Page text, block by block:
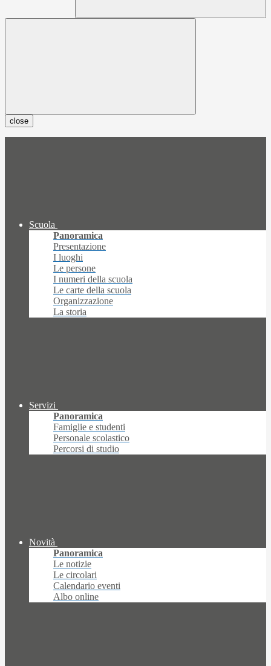
close
Scuola
Panoramica
Presentazione
I luoghi
Le persone
I numeri della scuola
Le carte della scuola
Organizzazione
La storia
Servizi
Panoramica
Famiglie e studenti
Personale scolastico
Percorsi di studio
Novità
Panoramica
Le notizie
Le circolari
Calendario eventi
Albo online